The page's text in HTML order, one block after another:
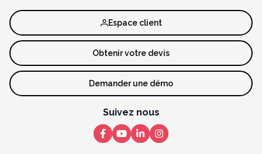
Espace client
Obtenir votre devis
Demander une démo
Suivez nous